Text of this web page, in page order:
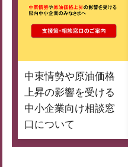
中東情勢や原油価格
上昇の影響を受ける
中小企業向け相談窓
口について